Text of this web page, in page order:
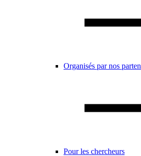
Organisés par nos
Pour les chercheurs